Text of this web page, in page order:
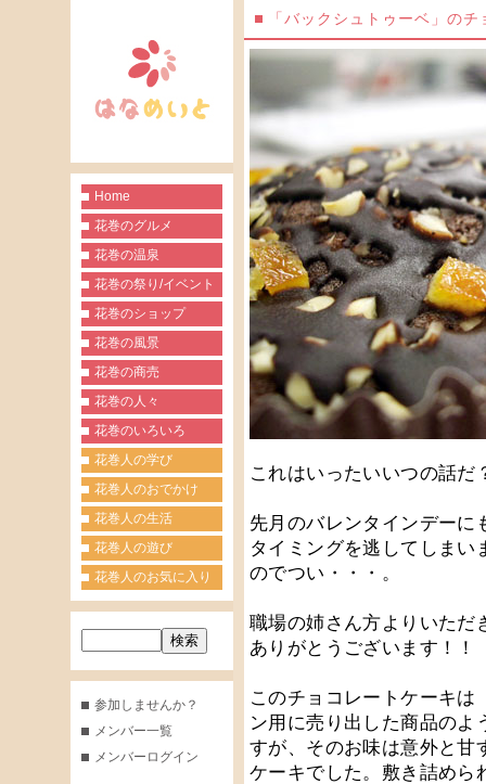
Home
花巻のグルメ
花巻の温泉
花巻の祭り/イベント
花巻のショップ
花巻の風景
花巻の商売
花巻の人々
花巻のいろいろ
花巻人の学び
花巻人のおでかけ
花巻人の生活
花巻人の遊び
花巻人のお気に入り
参加しませんか？
メンバー一覧
メンバーログイン
「バックシュトゥーベ」の
これはいったいいつの話だ
先月のバレンタインデーに
タイミングを逃してしま
のでつい・・・。
職場の姉さん方よりいただ
ありがとうございます！！
このチョコレートケーキ
ン用に売り出した商品の
すが、そのお味は意外と甘
ケーキでした。敷き詰めら